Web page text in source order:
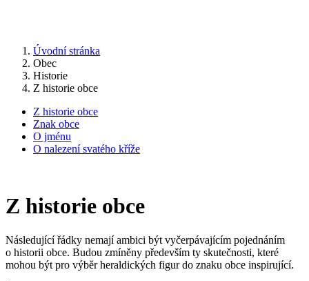
Úvodní stránka
Obec
Historie
Z historie obce
Z historie obce
Znak obce
O jménu
O nalezení svatého kříže
Z historie obce
Následující řádky nemají ambici být vyčerpávajícím pojednáním
o historii obce. Budou zmíněny především ty skutečnosti, které
mohou být pro výběr heraldických figur do znaku obce inspirující.